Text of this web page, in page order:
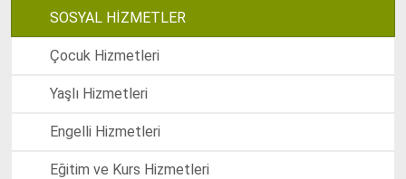
SOSYAL HİZMETLER
Çocuk Hizmetleri
Yaşlı Hizmetleri
Engelli Hizmetleri
Eğitim ve Kurs Hizmetleri